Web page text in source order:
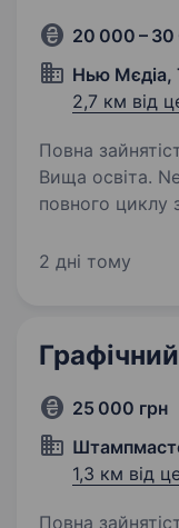
20 000 –
Нью Мєдіа,
2,7 км від
Повна
Вища освіта. New Media — цифрова друкарня
повного циклу
поліграфію,
2 дні тому
25 000 грн
1,3 км від
Повна зайнятість. Знання програм: